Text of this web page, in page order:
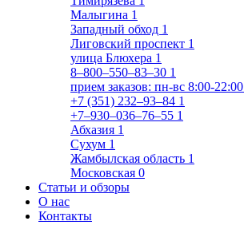
Малыгина 1
Западный обход 1
Лиговский проспект 1
улица Блюхера 1
8‒800‒550‒83‒30 1
прием заказов: пн-вс 8:00-22:00
+7 (351) 232‒93‒84 1
+7‒930‒036‒76‒55 1
Абхазия 1
Сухум 1
Жамбылская область 1
Московская 0
Статьи и обзоры
О нас
Контакты